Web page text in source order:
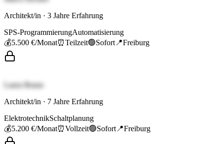
Architekt/in · 3 Jahre Erfahrung
SPS-ProgrammierungAutomatisierung
💰5.500 €/Monat⏰Teilzeit🟢Sofort 📍Freiburg
Laura Braun
Architekt/in · 7 Jahre Erfahrung
ElektrotechnikSchaltplanung
💰5.200 €/Monat⏰Vollzeit🟢Sofort 📍Freiburg